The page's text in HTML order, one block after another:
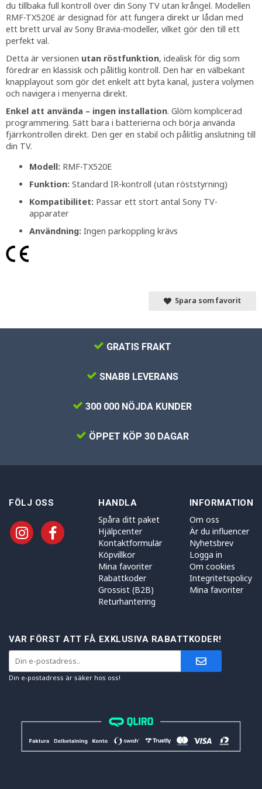
du tillbaka full kontroll över din Sony TV utan krångel. Modellen
RMF-TX520E är designad för att fungera direkt ur lådan med
ett brett urval av Sony Bravia-modeller, vilket gör den till ett
perfekt val.
Detta är versionen utan röstfunktion, idealisk för dig som
föredrar en klassisk och pålitlig kontroll. Den har en välbekant
knapplayout som gör det enkelt att byta kanal, justera volymen
och navigera i menyerna direkt.
Enkel att använda – ingen installation. Glöm komplicerad
programmering. Sätt bara i batterierna och börja använda
fjärrkontrollen direkt. Den ger en stabil och pålitlig anslutning till
din TV.
Modell: RMF-TX520E
Funktion: Standard IR-kontroll (utan röststyrning)
Kompatibilitet: Passar ett stort antal Sony TV-
apparater
Användning: Ingen parkoppling krävs
Spara som favorit
GRATIS FRAKT
SNABB LEVERANS
300 000 NÖJDA KUNDER
ÖPPET KÖP 30 DAGAR
FÖLJ OSS HANDLA
Spåra ditt paket
Hjälpcenter
Kontaktformulär
Köpvillkor
Mina favoriter
Rabattkoder
Grossist (B2B)
Returhantering
INFORMATION
Om oss
Är du influencer
Nyhetsbrev
Logga in
Om cookies
Integritetspolicy
Mina favoriter
VAR FÖRST ATT FÅ EXKLUSIVA RABATTKODER!
Din e-postadress är säker hos oss!